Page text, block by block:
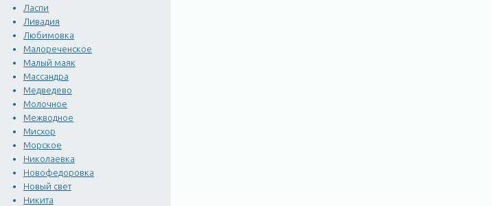
Ласпи
Ливадия
Любимовка
Малореченское
Малый маяк
Массандра
Медведево
Молочное
Межводное
Мисхор
Морское
Николаевка
Новофедоровка
Новый свет
Никита